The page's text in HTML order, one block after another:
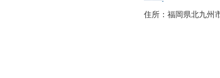
住所：福岡県北九州